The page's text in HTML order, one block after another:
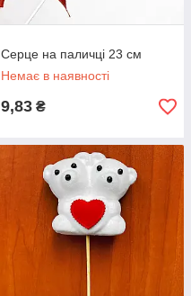
Серце на паличці 23 см
Немає в наявності
9,83 ₴